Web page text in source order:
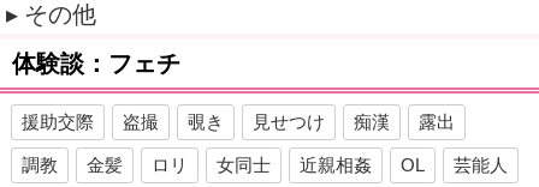
その他
体験談：フェチ
援助交際 盗撮 覗き 見せつけ 痴漢 露出
調教 金髪 ロリ 女同士 近親相姦 OL 芸能人